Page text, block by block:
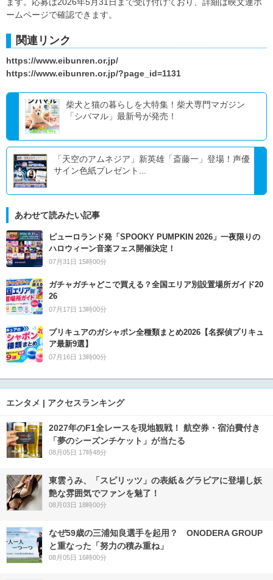
ームページで確認できます。
関連リンク
https://www.eibunren.or.jp/
https://www.eibunren.or.jp/?page_id=1131
柴犬と猫の暮らしを大特集！柴犬専門マガジン
「シバマル」最新号が発売！
「天空のアムネジア」新英雄「斎藤一」登場！声優
サイン色紙プレゼント...
あわせて読みたい記事
ピューロランド発「SPOOKY PUMPKIN 2026」一夜限りの
ハロウィーン音楽フェス開催決定！
07月31日 15時00分
ガチャガチャどこで買える？全国エリア別設置場所ガイド20
26
07月17日 13時00分
プリキュアのガシャポン全種類まとめ2026【名探偵プリキュ
ア最新9選】
07月16日 13時00分
エンタメ | アクセスランキング
2027年のF1全レースを現地観戦！ 航空券・宿泊費付き
「夢のシーズンチケット」が当たる
08月05日 17時48分
東雲うみ、「スピリッツ」の表紙＆グラビアに登場し妖
艶な雰囲気でファンを魅了！
08月03日 18時00分
なぜ59歳の三浦知良選手を起用？ ONODERA GROUP
と重なった「努力の積み重ね」
08月05日 16時00分